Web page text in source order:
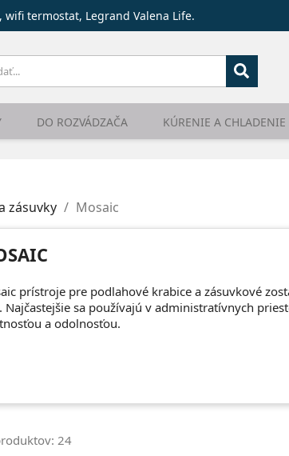
termostat, Legrand Valena Life.
DO ROZVÁDZAČA KÚRENIE A CHLADENIE
zásuvky Mosaic
prístroje pre podlahové krabice a zásuvkové
Najčastejšie sa používajú v administratívnych
a odolnosťou.
24